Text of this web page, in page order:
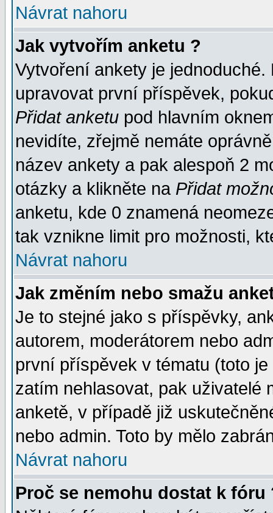
Návrat nahoru
Jak vytvořím anketu ?
Vytvoření ankety je
upravovat první příspěvek,
Přidat anketu pod hlavním
nevidíte, zřejmě nemáte
název ankety a pak alespoň 2
otázky a klikněte na Přidat
anketu, kde 0 znamená
tak vznikne limit pro možnosti,
Návrat nahoru
Jak změním nebo smažu
Je to stejné jako s příspěvky,
autorem, moderátorem nebo
první příspěvek v tématu (toto
zatím nehlasovat, pak uživatelé
anketě, v případě již
nebo admin. Toto by mělo
Návrat nahoru
Proč se nemohu dostat k fóru